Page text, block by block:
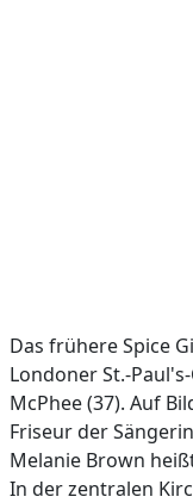
Das frühere Spice
Londoner St.-
McPhee (37). Auf
Friseur der
Melanie Brown
In der zentralen